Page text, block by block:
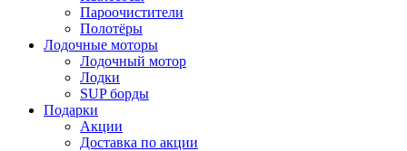
Пароочистители
Полотёры
Лодочные моторы
Лодочный мотор
Лодки
SUP борды
Подарки
Акции
Доставка по акции